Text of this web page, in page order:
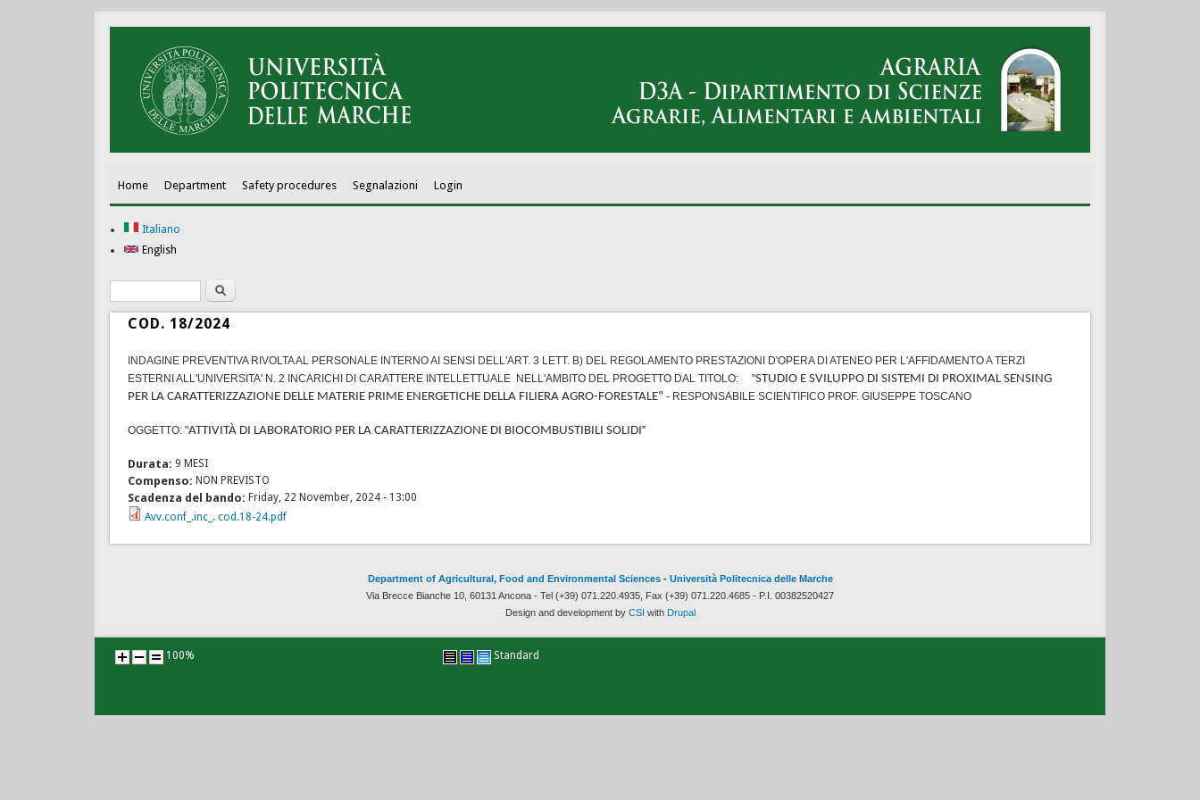
Home Department Safety procedures Segnalazioni Login
Italiano
English
Search form
Search
COD. 18/2024
INDAGINE PREVENTIVA RIVOLTA AL PERSONALE INTERNO AI SENSI DELL'ART. 3 LETT. B) DEL REGOLAMENTO PRESTAZIONI D'OPERA DI ATENEO PER L'AFFIDAMENTO A TERZI
ESTERNI ALL'UNIVERSITA' N. 2 INCARICHI DI CARATTERE INTELLETTUALE NELL'AMBITO DEL PROGETTO DAL TITOLO: "STUDIO E SVILUPPO DI SISTEMI DI PROXIMAL SENSING
PER LA CARATTERIZZAZIONE DELLE MATERIE PRIME ENERGETICHE DELLA FILIERA AGRO-FORESTALE" - RESPONSABILE SCIENTIFICO PROF. GIUSEPPE TOSCANO
OGGETTO: "ATTIVITÀ DI LABORATORIO PER LA CARATTERIZZAZIONE DI BIOCOMBUSTIBILI SOLIDI ”
Durata: 9 MESI
Compenso: NON PREVISTO
Scadenza del bando: Friday, 22 November, 2024 - 13:00
Avv.conf_.inc_. cod.18-24.pdf
Department of Agricultural, Food and Environmental Sciences - Università Politecnica delle Marche
Via Brecce Bianche 10, 60131 Ancona - Tel (+39) 071.220.4935, Fax (+39) 071.220.4685 - P.I. 00382520427
Design and development by CSI with Drupal
100% Standard